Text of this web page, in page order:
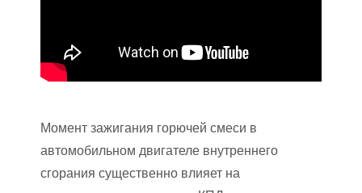
Момент зажигания горючей смеси в
автомобильном двигателе внутреннего
сгорания существенно влияет на